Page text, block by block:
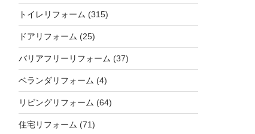
トイレリフォーム (315)
ドアリフォーム (25)
バリアフリーリフォーム (37)
ベランダリフォーム (4)
リビングリフォーム (64)
住宅リフォーム (71)